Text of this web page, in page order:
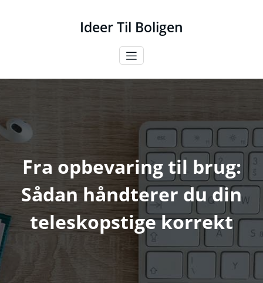
Ideer Til Boligen
Fra opbevaring til brug:
Sådan håndterer du din
teleskopstige korrekt